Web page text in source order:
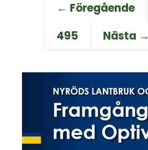
← Föregående
495
Nästa →